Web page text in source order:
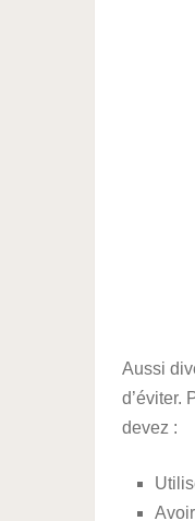
Aussi
d’éviter.
devez :